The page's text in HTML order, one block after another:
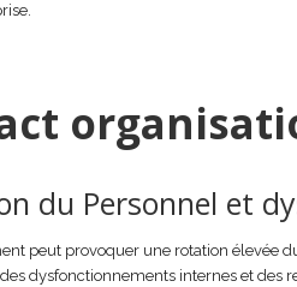
du Personnel et
peut provoquer une rotation élevée
dysfonctionnements internes et des